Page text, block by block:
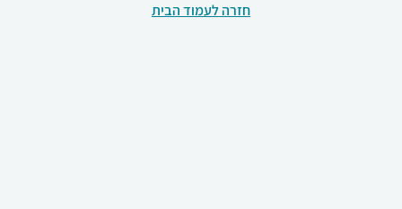
חזרה לעמוד הבית